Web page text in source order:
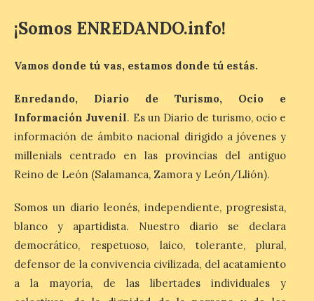
especialista en Oftalmología del Hospital
La décimo séptima
fotografía León de…viaje
nos llega desde la
carretera CL 626 con
motivo de la marcha en
defensa de FEVE
6 Ago 2026
Nueva edición de León
organizado por la sección
juvenil de la Asociación
¡Somos ENREDANDO.info!
Vamos donde tú vas, estamos donde tú estás.
Enredando, Diario de Turismo, Ocio e
Información Juvenil. Es un Diario de turismo, ocio e
información de ámbito nacional dirigido a jóvenes y
millenials centrado en las provincias del antiguo
Reino de León (Salamanca, Zamora y León/Llión).
Somos un diario leonés, independiente, progresista,
blanco y apartidista. Nuestro diario se declara
democrático, respetuoso, laico, tolerante, plural,
defensor de la convivencia civilizada, del acatamiento
a la mayoría, de las libertades individuales y